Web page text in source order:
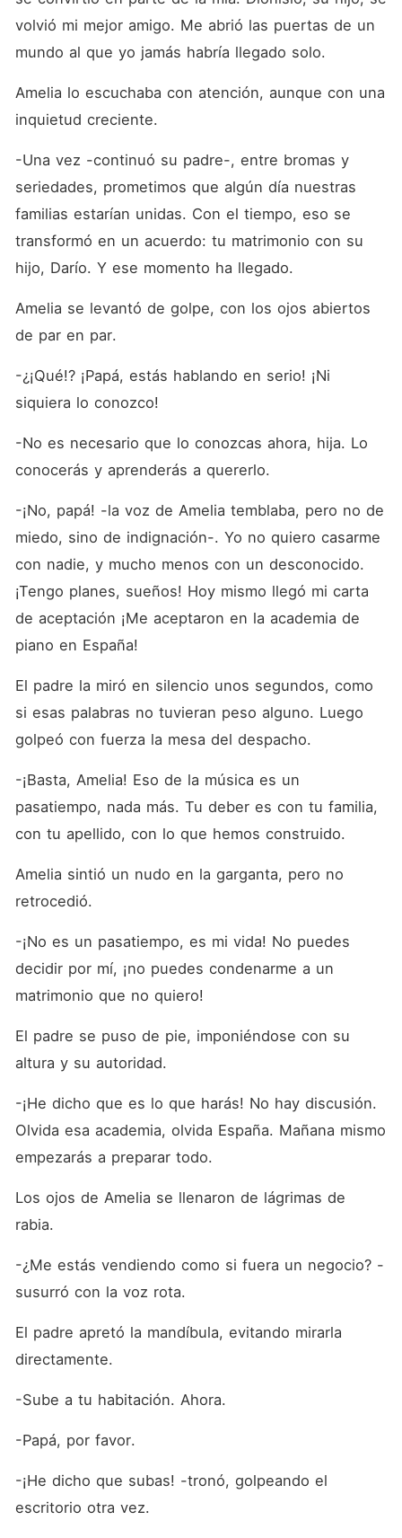
volvió mi mejor amigo. Me abrió las puertas de un
mundo al que yo jamás habría llegado solo.
Amelia lo escuchaba con atención, aunque con una
inquietud creciente.
-Una vez -continuó su padre-, entre bromas y
seriedades, prometimos que algún día nuestras
familias estarían unidas. Con el tiempo, eso se
transformó en un acuerdo: tu matrimonio con su
hijo, Darío. Y ese momento ha llegado.
Amelia se levantó de golpe, con los ojos abiertos
de par en par.
-¿¡Qué!? ¡Papá, estás hablando en serio! ¡Ni
siquiera lo conozco!
-No es necesario que lo conozcas ahora, hija. Lo
conocerás y aprenderás a quererlo.
-¡No, papá! -la voz de Amelia temblaba, pero no de
miedo, sino de indignación-. Yo no quiero casarme
con nadie, y mucho menos con un desconocido.
¡Tengo planes, sueños! Hoy mismo llegó mi carta
de aceptación ¡Me aceptaron en la academia de
piano en España!
El padre la miró en silencio unos segundos, como
si esas palabras no tuvieran peso alguno. Luego
golpeó con fuerza la mesa del despacho.
-¡Basta, Amelia! Eso de la música es un
pasatiempo, nada más. Tu deber es con tu familia,
con tu apellido, con lo que hemos construido.
Amelia sintió un nudo en la garganta, pero no
retrocedió.
-¡No es un pasatiempo, es mi vida! No puedes
decidir por mí, ¡no puedes condenarme a un
matrimonio que no quiero!
El padre se puso de pie, imponiéndose con su
altura y su autoridad.
-¡He dicho que es lo que harás! No hay discusión.
Olvida esa academia, olvida España. Mañana mismo
empezarás a preparar todo.
Los ojos de Amelia se llenaron de lágrimas de
rabia.
-¿Me estás vendiendo como si fuera un negocio? -
susurró con la voz rota.
El padre apretó la mandíbula, evitando mirarla
directamente.
-Sube a tu habitación. Ahora.
-Papá, por favor.
-¡He dicho que subas! -tronó, golpeando el
escritorio otra vez.